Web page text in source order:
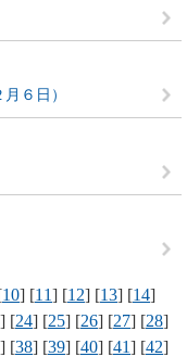
６日）
10] [11] [12] [13] [14]
] [24] [25] [26] [27] [28]
] [38] [39] [40] [41] [42]